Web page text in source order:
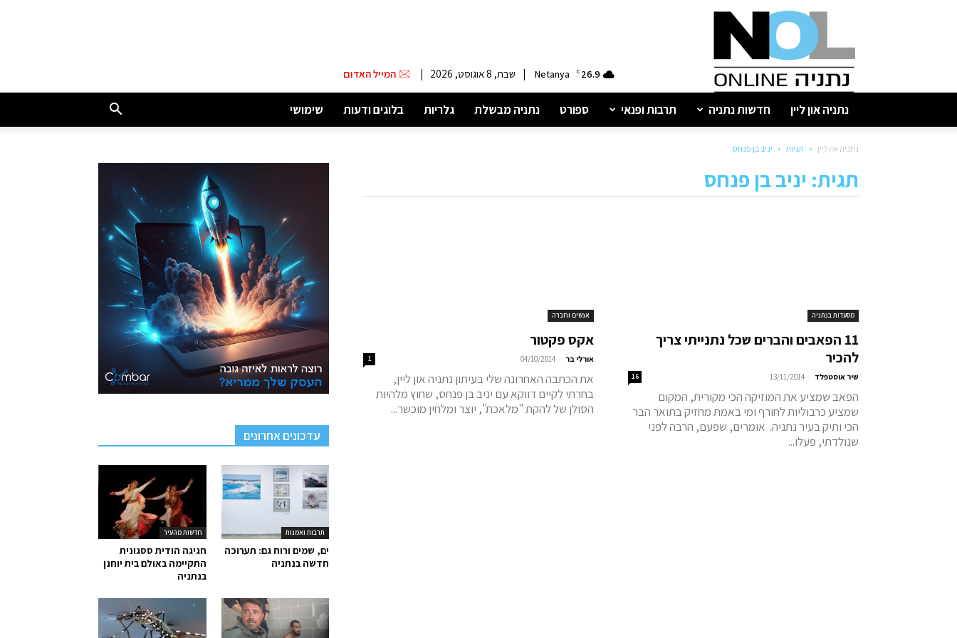
נתניה
26.9
C
Netanya
| שבת, 8 אוגוסט, 2026 | המייל האדום
נתניה און ליין חדשות נתניה תרבות ופנאי ספורט נתניה מבשלת גלריות בלוגים ודעות שימושי
נתניה און ליין תגיות יניב בן פנחס
תגית: יניב בן פנחס
מסעדות בנתניה
11 הפאבים והברים שכל נתנייתי צריך
להכיר
שיר אוסטפלד -
13/11/2014
16
הפאב שמציע את המוזיקה הכי מקורית, המקום
שמציע כרבוליות לחורף ומי באמת מחזיק בתואר הבר
הכי ותיק בעיר נתניה. אומרים, שפעם, הרבה לפני
שנולדתי, פעלו...
אנשים וחברה
אקס פקטור
אורלי בר -
04/10/2014
1
את הכתבה האחרונה שלי בעיתון נתניה און ליין,
בחרתי לקיים דווקא עם יניב בן פנחס, שחוץ מלהיות
הסולן של להקת "מלאכת", יוצר ומלחין מוכשר...
עדכונים אחרונים
חדשות מהעיר
חגיגה הודית ססגונית
התקיימה באולם בית יוחנן
בנתניה
תרבות ואמנות
ים, שמים ורוח גם: תערוכה
חדשה בנתניה